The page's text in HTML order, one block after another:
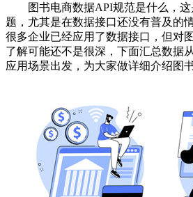
图书电商数据API规范是什么，这
题，尤其是在数据接口还没有普及的
很多企业已经应用了数据接口，但对
了解可能还不是很深，下面汇总数据
应用场景出发，为大家做详细介绍图